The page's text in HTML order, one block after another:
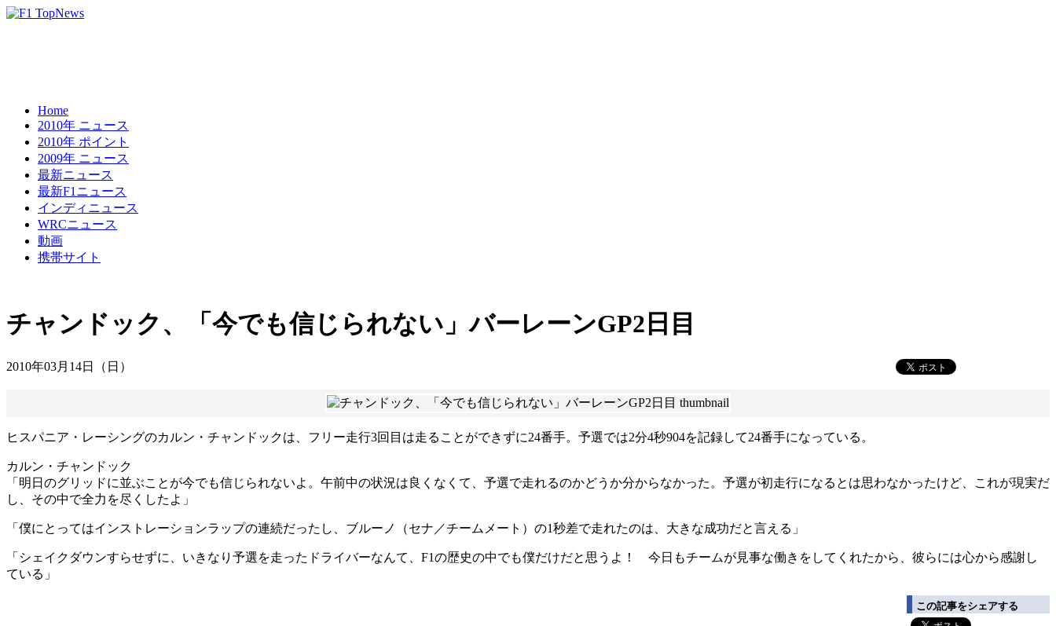
Home
2010年 ニュース
2010年 ポイント
2009年 ニュース
最新ニュース
最新F1ニュース
インディニュース
WRCニュース
動画
携帯サイト
チャンドック、「今でも信じられない」バーレーンGP2日目
2010年03月14日（日）
ヒスパニア・レーシングのカルン・チャンドックは、フリー走行3回目は走ることができずに24番手。予選では2分4秒904を記録して24番手になっている。
カルン・チャンドック
「明日のグリッドに並ぶことが今でも信じられないよ。午前中の状況は良くなくて、予選で走れるのかどうか分からなかった。予選が初走行になるとは思わなかったけど、これが現実だ
し、その中で全力を尽くしたよ」
「僕にとってはインストレーションラップの連続だったし、ブルーノ（セナ／チームメート）の1秒差で走れたのは、大きな成功だと言える」
「シェイクダウンすらせずに、いきなり予選を走ったドライバーなんて、F1の歴史の中でも僕だけだと思うよ！ 今日もチームが見事な働きをしてくれたから、彼らには心から感謝し
ている」
この記事をシェアする